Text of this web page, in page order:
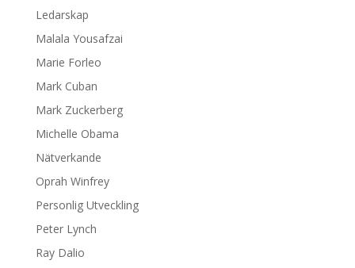
Ledarskap
Malala Yousafzai
Marie Forleo
Mark Cuban
Mark Zuckerberg
Michelle Obama
Nätverkande
Oprah Winfrey
Personlig Utveckling
Peter Lynch
Ray Dalio